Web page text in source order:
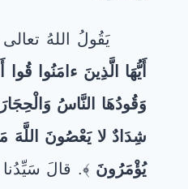
يَقُولُ اللهُ
أَيُّهَا الَّذِينَ ءامَنُوا
وَقُودُهَا النَّاسُ
شِدَادٌ لا يَعْصُونَ اللَّهَ
يُؤْمَرُونَ ﴾. قالَ